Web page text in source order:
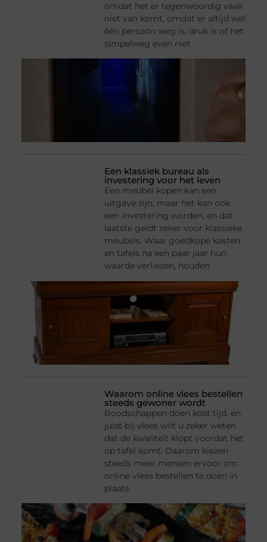
omdat het er tegenwoordig vaak
niet van komt, omdat er altijd wel
één persoon weg is, druk is of het
simpelweg even niet
Een klassiek bureau als
investering voor het leven
Een meubel kopen kan een
uitgave zijn, maar het kan ook
een investering worden, en dat
laatste geldt zeker voor klassieke
meubels. Waar goedkope kasten
en tafels na een paar jaar hun
waarde verliezen, houden
Waarom online vlees bestellen
steeds gewoner wordt
Boodschappen doen kost tijd, en
juist bij vlees wilt u zeker weten
dat de kwaliteit klopt voordat het
op tafel komt. Daarom kiezen
steeds meer mensen ervoor om
online vlees bestellen te doen in
plaats